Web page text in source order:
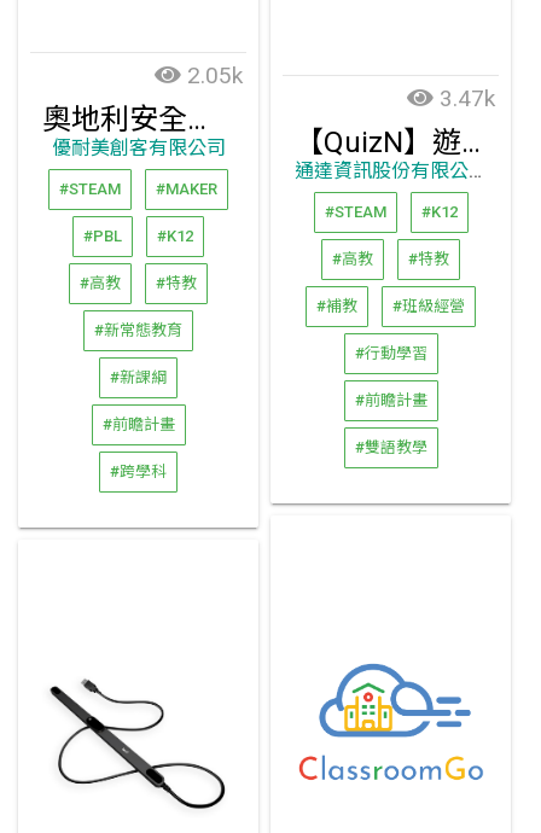
2.05k
奧地利安全木工創客工具機
優耐美創客有限公司
#STEAM #MAKER
#PBL #K12
#高教 #特教
#新常態教育
#新課綱
#前瞻計畫
#跨學科
3.47k
【QuizN】遊戲化學習雲端系統：互動即時線上測驗+共作分享看板互動遊戲模板+編製互動影片
通達資訊股份有限公司
#STEAM #K12
#高教 #特教
#補教 #班級經營
#行動學習
#前瞻計畫
#雙語教學